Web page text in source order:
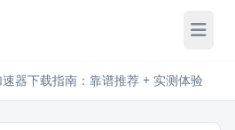
器下载指南：靠谱推荐 + 实测体验